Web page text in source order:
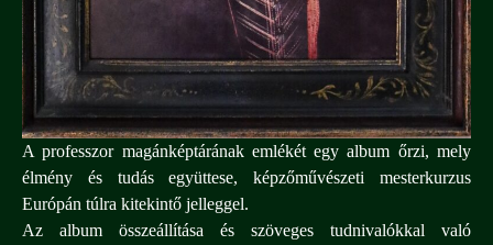
A professzor magánképtárának emlékét egy album őrzi, mely
élmény és tudás együttese, képzőművészeti mesterkurzus
Európán túlra kitekintő jelleggel.
Az album összeállítása és szöveges tudnivalókkal való